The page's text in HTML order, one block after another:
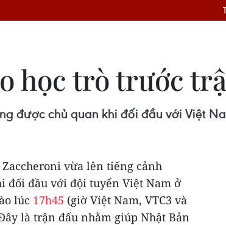
học trò trước
được chủ quan khi đối đầu với Việt
vừa lên tiếng cảnh
đối đầu với đội tuyển Việt Nam ở
lúc 17h45 (giờ Việt Nam, VTC3 và
là trận đấu nhằm giúp Nhật Bản